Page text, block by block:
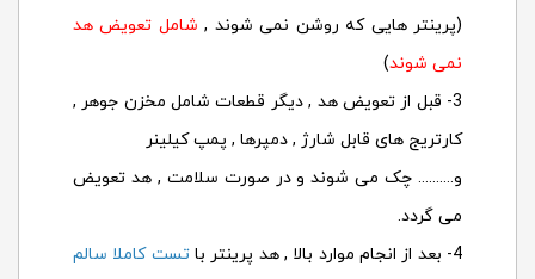
(پرینتر هایی که روشن نمی شوند , شامل تعویض هد
نمی شوند)
3- قبل از تعویض هد , دیگر قطعات شامل مخزن جوهر ,
کارتریج های قابل شارژ , دمپرها , پمپ کیلینر
و.......... چک می شوند و در صورت سلامت , هد تعویض
می گردد.
4- بعد از انجام موارد بالا , هد پرینتر با
تست کاملا سالم